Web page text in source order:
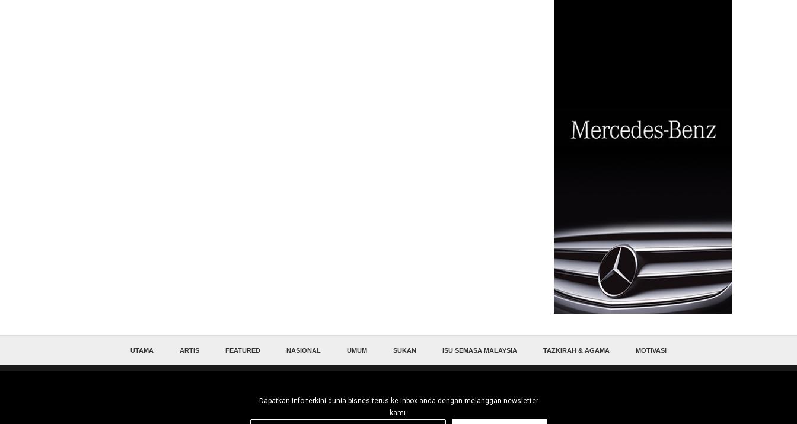
UTAMA ARTIS FEATURED NASIONAL UMUM SUKAN ISU SEMASA MALAYSIA TAZKIRAH & AGAMA MOTIVASI
Dapatkan info terkini dunia bisnes terus ke inbox anda dengan melanggan newsletter
kami.